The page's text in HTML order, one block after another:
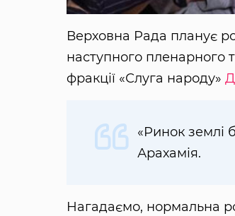
Верховна Рада планує
наступного пленарного
фракції «Слуга народу»
«Ринок землі
Арахамія.
Нагадаємо, нормальна